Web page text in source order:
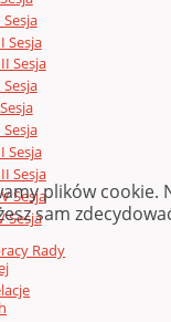
Sesja
Sesja
Sesja
Sesja
Sesja
Sesja
Sesja
Sesja
Sesja
Rady
plików
sam